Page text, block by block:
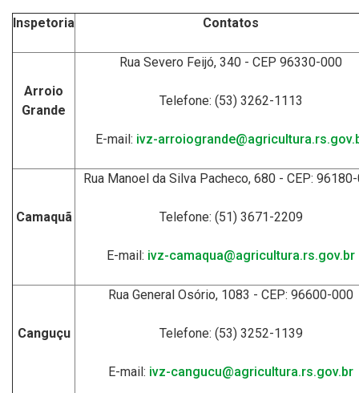
Inspetoria Contatos
Arroio
Grande
Rua Severo Feijó, 340 - CEP 96330-000
Telefone: (53) 3262-1113
E-mail: ivz-
Camaquã
Rua Manoel da Silva Pacheco, 680 - CEP:
Telefone: (51) 3671-2209
E-mail: ivz-camaqua@agricultura.rs.gov.br
Canguçu
Rua General Osório, 1083 - CEP: 96600-000
Telefone: (53) 3252-1139
E-mail: ivz-cangucu@agricultura.rs.gov.br